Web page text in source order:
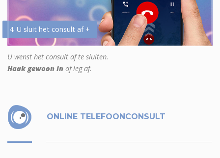
4. U sluit het consult af +
U wenst het consult af te sluiten.
Haak gewoon in of leg af.
ONLINE TELEFOONCONSULT